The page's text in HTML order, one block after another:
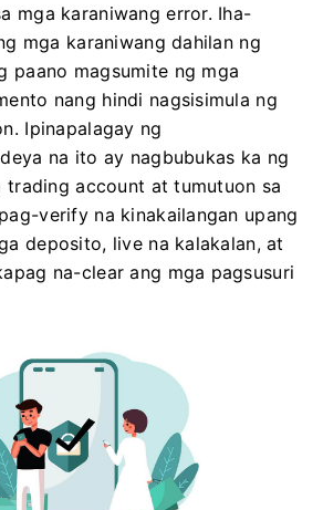
mga karaniwang error. Iha-
mga karaniwang dahilan ng
paano magsumite ng mga
nang hindi nagsisimula ng
Ipinapalagay ng
na ito ay nagbubukas ka ng
trading account at tumutuon sa
verify na kinakailangan upang
deposito, live na kalakalan, at
na-clear ang mga pagsusuri